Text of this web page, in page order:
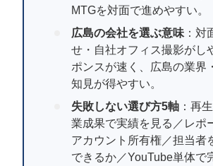
内部監査室長
募集要項一覧
MTGを対面で進めやすい。
広島の会社を選ぶ意味 ：対
せ・自社オフィス撮影がし
ポンスが速く、広島の業界
知見が得やすい。
失敗しない選び方5軸 ：再
業成果で実績を見る／レポ
アカウント所有権／担当者
できるか／YouTube単体で